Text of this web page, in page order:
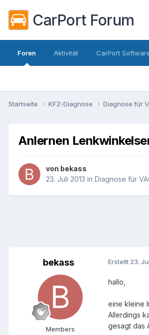
CarPort Forum
Foren Aktivität CarPort
Startseite KFZ-Diagnose Diagnose für
Anlernen
von bekass
23. Juli 2013 in Diagnose für
bekass
Members
Erstellt 23.
hallo,
eine kleine
Allerdings
gesagt das